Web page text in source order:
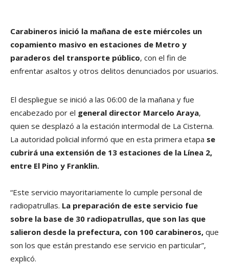
Carabineros inició la mañana de este miércoles un
copamiento masivo en estaciones de Metro y
paraderos del transporte público, con el fin de
enfrentar asaltos y otros delitos denunciados por usuarios.
El despliegue se inició a las 06:00 de la mañana y fue
encabezado por el general director Marcelo Araya,
quien se desplazó a la estación intermodal de La Cisterna.
La autoridad policial informó que en esta primera etapa se
cubrirá una extensión de 13 estaciones de la Línea 2,
entre El Pino y Franklin.
“Este servicio mayoritariamente lo cumple personal de
radiopatrullas. La preparación de este servicio fue
sobre la base de 30 radiopatrullas, que son las que
salieron desde la prefectura, con 100 carabineros, que
son los que están prestando ese servicio en particular”,
explicó.